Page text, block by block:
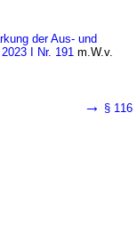
der Aus- und
I Nr. 191 m.W.v.
→ § 116